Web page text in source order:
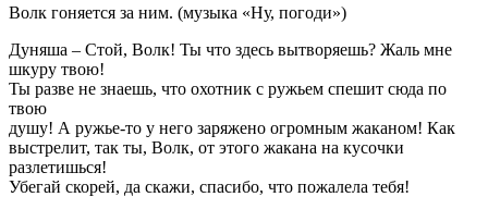
Волк гоняется за ним. (музыка «Ну, погоди»)
Дуняша – Стой, Волк! Ты что здесь вытворяешь? Жаль мне
шкуру твою!
Ты разве не знаешь, что охотник с ружьем спешит сюда по
твою
душу! А ружье-то у него заряжено огромным жаканом! Как
выстрелит, так ты, Волк, от этого жакана на кусочки
разлетишься!
Убегай скорей, да скажи, спасибо, что пожалела тебя!